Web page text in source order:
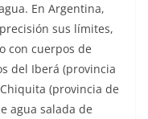
En Argentina,
sus límites,
con cuerpos de
del Iberá (provincia
(provincia de
agua salada de